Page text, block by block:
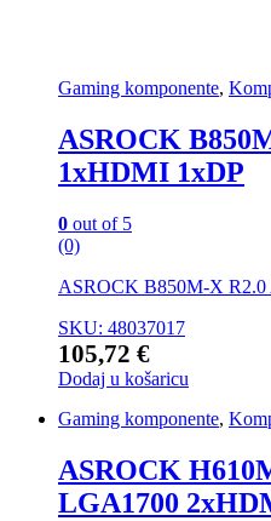
Gaming komponente,
ASROCK
1xHDMI 1xDP
0 out of 5
(0)
ASROCK B850M-X
SKU: 48037017
105,72 €
Dodaj u košaricu
Gaming komponente,
ASROCK
LGA1700